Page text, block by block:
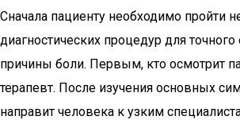
Сначала пациенту необходимо пройти
диагностических процедур для
причины боли. Первым, кто осмотрит
терапевт. После изучения основных
направит человека к узким